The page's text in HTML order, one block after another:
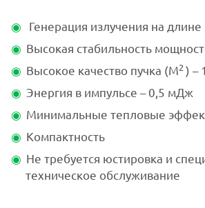
Генерация излучения на
Высокая стабильность
Высокое качество пучка (М2 ) –
Энергия в импульсе – 0,5 мДж
Минимальные тепловые
Компактность
Не требуется юстировка и
техническое обслуживание